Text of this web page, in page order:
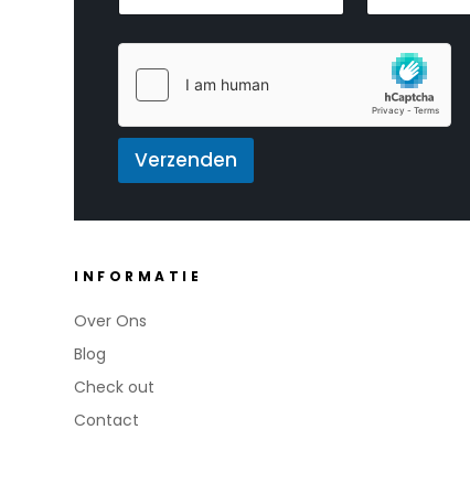
u
a
m
E
l
a
m
a
i
Verzenden
INFORMATIE
Over Ons
Blog
Check out
Contact